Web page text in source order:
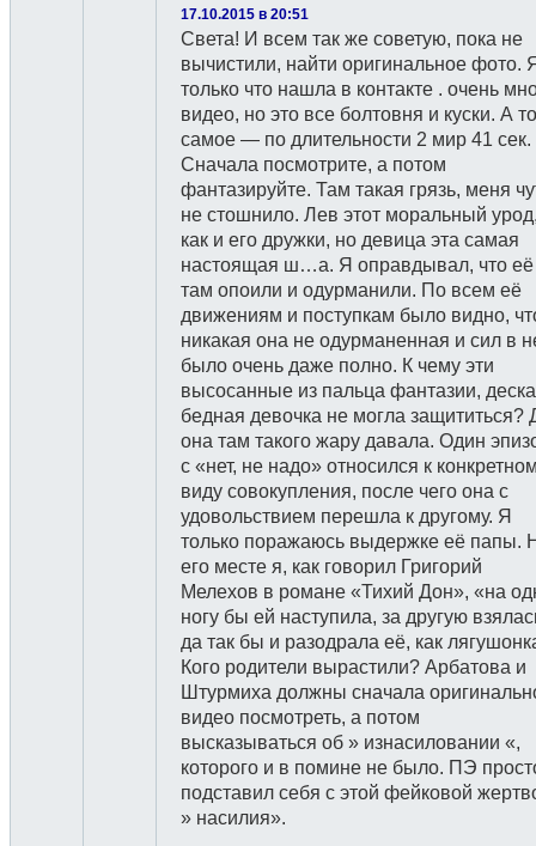
17.10.2015 в 20:51
Света! И всем так же советую, пока не
вычистили, найти оригинальное фото.
только что нашла в контакте . очень
видео, но это все болтовня и куски. А то
самое — по длительности 2 мир 41 сек.
Сначала посмотрите, а потом
фантазируйте. Там такая грязь, меня
не стошнило. Лев этот моральный
как и его дружки, но девица эта самая
настоящая ш…а. Я оправдывал, что её
там опоили и одурманили. По всем её
движениям и поступкам было видно,
никакая она не одурманенная и сил в
было очень даже полно. К чему эти
высосанные из пальца фантазии,
бедная девочка не могла защититься?
она там такого жару давала. Один
с «нет, не надо» относился к
виду совокупления, после чего она с
удовольствием перешла к другому. Я
только поражаюсь выдержке её папы.
его месте я, как говорил Григорий
Мелехов в романе «Тихий Дон», «на
ногу бы ей наступила, за другую
да так бы и разодрала её, как
Кого родители вырастили? Арбатова и
Штурмиха должны сначала
видео посмотреть, а потом
высказываться об » изнасиловании «,
которого и в помине не было. ПЭ
подставил себя с этой фейковой
» насилия».